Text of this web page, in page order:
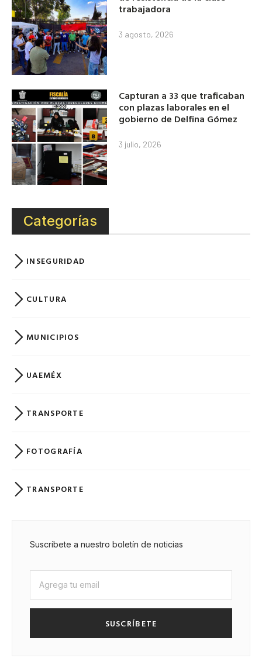
trabajadora
3 agosto, 2026
Capturan a 33 que traficaban
con plazas laborales en el
gobierno de Delfina Gómez
3 julio, 2026
Categorías
INSEGURIDAD
CULTURA
MUNICIPIOS
UAEMÉX
TRANSPORTE
FOTOGRAFÍA
TRANSPORTE
Suscríbete a nuestro boletín de noticias
SUSCRÍBETE